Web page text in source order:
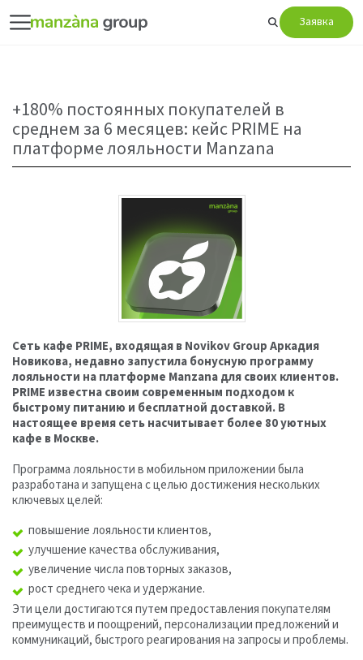
Заявка
+180% постоянных покупателей в
среднем за 6 месяцев: кейс PRIME на
платформе лояльности Manzana
Сеть кафе PRIME, входящая в Novikov Group Аркадия
Новикова, недавно запустила бонусную программу
лояльности на платформе Manzana для своих клиентов.
PRIME известна своим современным подходом к
быстрому питанию и бесплатной доставкой. В
настоящее время сеть насчитывает более 80 уютных
кафе в Москве.
Программа лояльности в мобильном приложении была
разработана и запущена с целью достижения нескольких
ключевых целей:
повышение лояльности клиентов,
улучшение качества обслуживания,
увеличение числа повторных заказов,
рост среднего чека и удержание.
Эти цели достигаются путем предоставления покупателям
преимуществ и поощрений, персонализации предложений и
коммуникаций, быстрого реагирования на запросы и проблемы.